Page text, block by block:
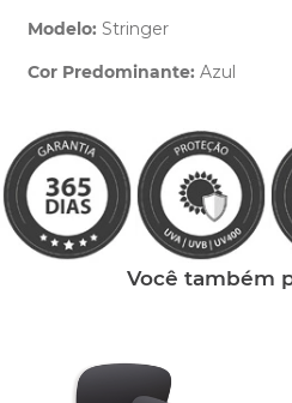
Modelo: Stringer
Cor Predominante: Azul
Você também